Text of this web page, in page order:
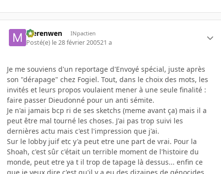
Merenwen INpactien
Posté(e) le 28 février 200521 a
Je me souviens d'un reportage d'Envoyé spécial, juste après
son "dérapage" chez Fogiel. Tout, dans le choix des mots, les
invités et leurs propos voulaient mener à une seule finalité :
faire passer Dieudonné pour un anti sémite.
Je n'ai jamais bcp ri de ses sketchs (meme avant ça) mais il a
peut être mal tourné les choses. J'ai pas trop suivi les
dernières actu mais c'est l'impression que j'ai.
Sur le lobby juif etc y'a peut etre une part de vrai. Pour la
Shoah, c'est sûr c'était un terrible moment de l'histoire du
monde, peut etre ya t il trop de tapage là dessus... enfin ce